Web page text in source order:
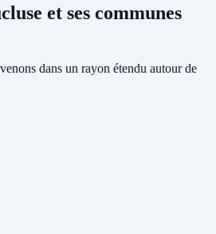
et ses communes
dans un rayon étendu autour de